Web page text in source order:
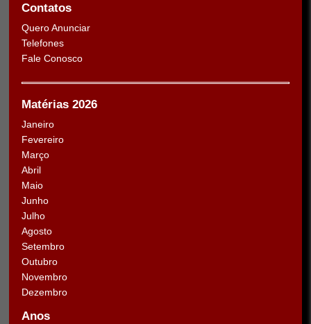
Contatos
Quero Anunciar
Telefones
Fale Conosco
Matérias 2026
Janeiro
Fevereiro
Março
Abril
Maio
Junho
Julho
Agosto
Setembro
Outubro
Novembro
Dezembro
Anos